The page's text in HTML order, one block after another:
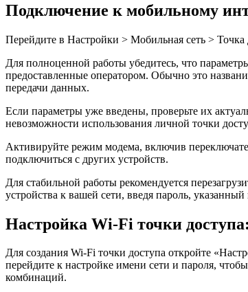
Подключение к мобильному
Перейдите в Настройки > Мобильная сеть >
Для полноценной работы убедитесь, что
предоставленные оператором. Обычно это
передачи данных.
Если параметры уже введены, проверьте их
невозможности использования личной точки
Активируйте режим модема, включив
подключиться с других устройств.
Для стабильной работы рекомендуется
устройства к вашей сети, введя пароль,
Настройка Wi-Fi точки
Для создания Wi-Fi точки доступа откройте
перейдите к настройке имени сети и пароля,
комбинаций.